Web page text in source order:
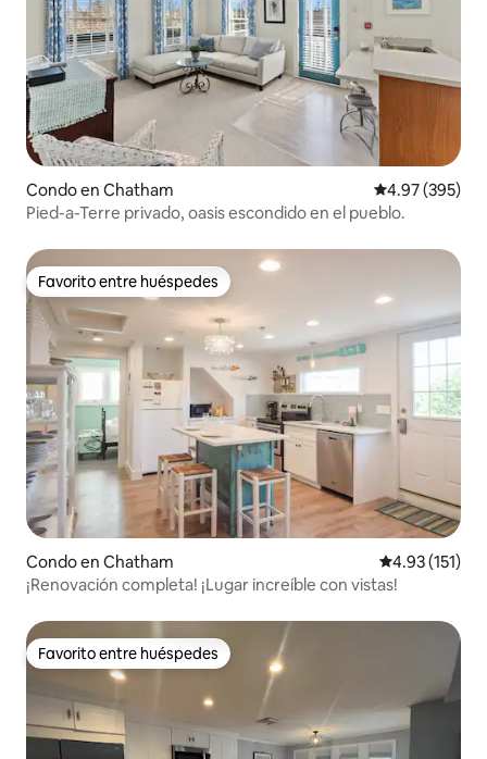
Condo en Chatham Calificación
4.97 (395)
Pied-a-Terre privado, oasis escondido en el pueblo.
Favorito entre huéspedes
Favorito entre huéspedes
Condo en Chatham Calificación
4.93 (151)
¡Renovación completa! ¡Lugar increíble con vistas!
Favorito entre huéspedes
Favorito entre huéspedes